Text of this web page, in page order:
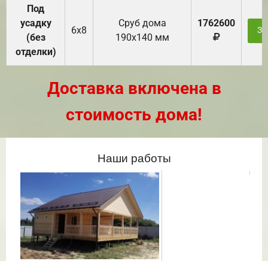
Под
усадку
(без
отделки)
6х8
Cруб дома
190х140 мм
1762600
Доставка включена в
стоимость дома!
Наши работы